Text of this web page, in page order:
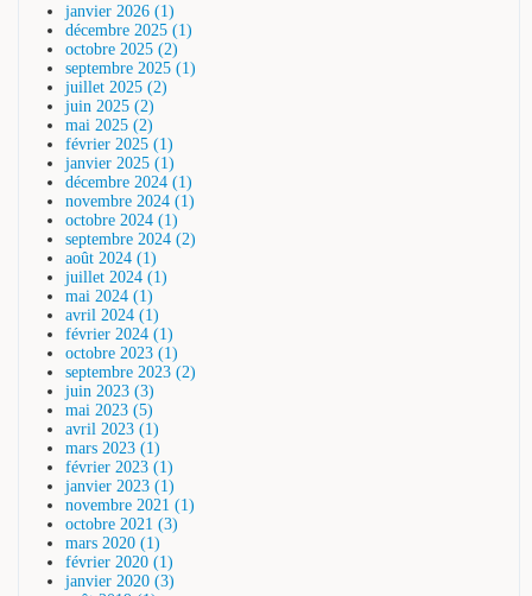
janvier 2026 (1)
décembre 2025 (1)
octobre 2025 (2)
septembre 2025 (1)
juillet 2025 (2)
juin 2025 (2)
mai 2025 (2)
février 2025 (1)
janvier 2025 (1)
décembre 2024 (1)
novembre 2024 (1)
octobre 2024 (1)
septembre 2024 (2)
août 2024 (1)
juillet 2024 (1)
mai 2024 (1)
avril 2024 (1)
février 2024 (1)
octobre 2023 (1)
septembre 2023 (2)
juin 2023 (3)
mai 2023 (5)
avril 2023 (1)
mars 2023 (1)
février 2023 (1)
janvier 2023 (1)
novembre 2021 (1)
octobre 2021 (3)
mars 2020 (1)
février 2020 (1)
janvier 2020 (3)